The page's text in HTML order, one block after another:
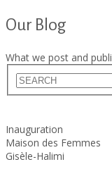
Our Blog
What we post and
Inauguration
Maison des Femmes
Gisèle-Halimi